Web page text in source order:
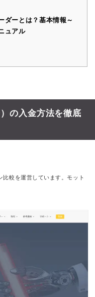
ダーとは？基本情報～
ュアル
の入金方法を徹底
較を運営しています。モット